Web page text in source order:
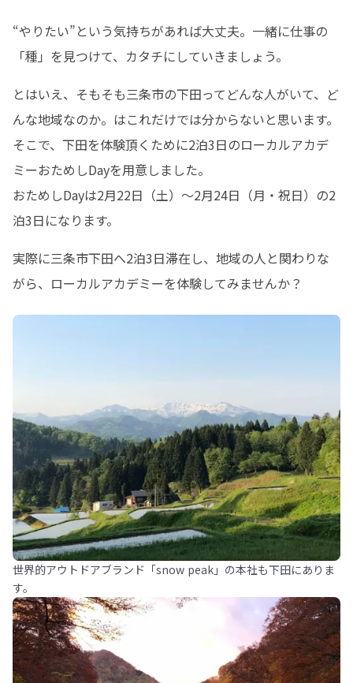
“やりたい”という気持ちがあれば大丈夫。一緒に仕事の
「種」を見つけて、カタチにしていきましょう。
とはいえ、そもそも三条市の下田ってどんな人がいて、ど
んな地域なのか。はこれだけでは分からないと思います。
そこで、下田を体験頂くために2泊3日のローカルアカデ
ミーおためしDayを用意しました。
おためしDayは2月22日（土）～2月24日（月・祝日）の2
泊3日になります。
実際に三条市下田へ2泊3日滞在し、地域の人と関わりな
がら、ローカルアカデミーを体験してみませんか？
世界的アウトドアブランド「snow peak」の本社も下田にありま
す。